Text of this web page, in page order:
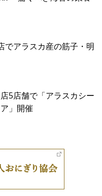
でアラスカ産の筋子・明
5店舗で「アラスカシー
」開催